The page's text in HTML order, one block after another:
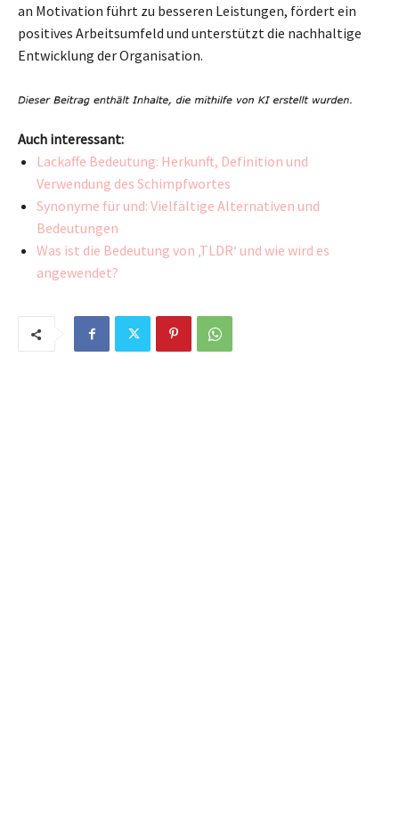
an Motivation führt zu besseren Leistungen, fördert ein
positives Arbeitsumfeld und unterstützt die nachhaltige
Entwicklung der Organisation.
Auch interessant:
Lackaffe Bedeutung: Herkunft, Definition und
Verwendung des Schimpfwortes
Synonyme für und: Vielfältige Alternativen und
Bedeutungen
Was ist die Bedeutung von ‚TLDR‘ und wie wird es
angewendet?